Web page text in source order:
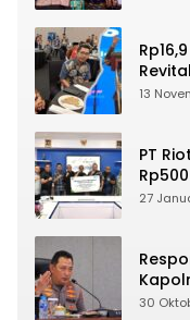
13
PT
27
Tegas
30